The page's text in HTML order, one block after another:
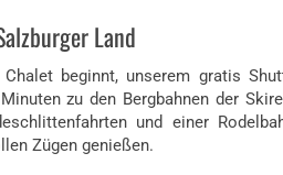
Land
beginnt, unserem gratis
zu den Bergbahnen der
und einer
Zügen genießen.